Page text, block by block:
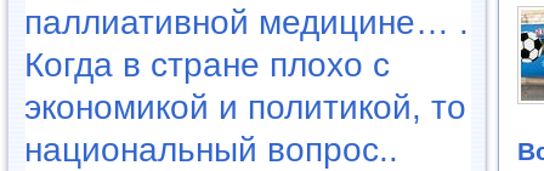
паллиативной медицине… .
Когда в стране плохо с
экономикой и политикой, то
национальный вопрос..